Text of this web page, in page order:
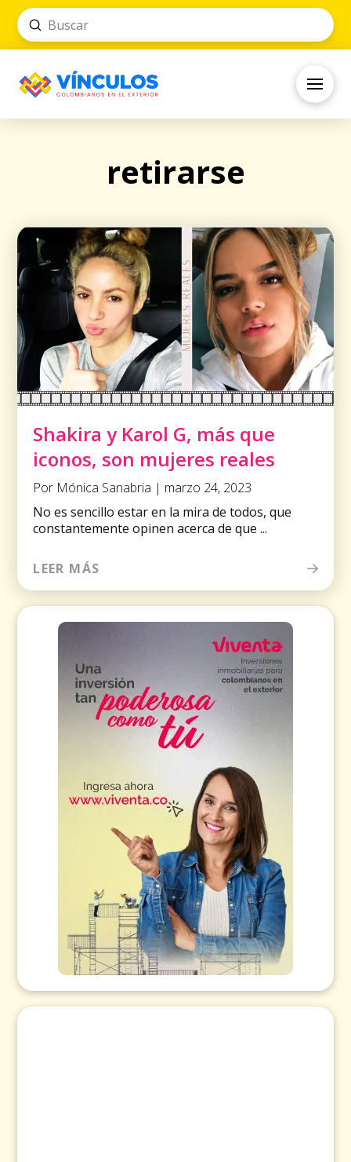
Search
Submit
retirarse
Shakira y Karol G, más que
iconos, son mujeres reales
Por Mónica Sanabria | marzo 24, 2023
No es sencillo estar en la mira de todos, que
constantemente opinen acerca de que ...
LEER MÁS